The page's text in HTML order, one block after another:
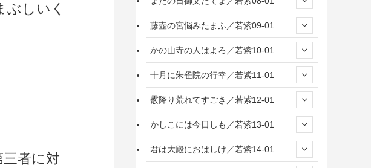
しいく
者に対
藤壺の宮悩みたまふ／若紫09-01
かの山寺の人はよろ／若紫10-01
十月に朱雀院の行幸／若紫11-01
霰降り荒れてすごき／若紫12-01
かしこには今日しも／若紫13-01
君は大殿におはしけ／若紫14-01